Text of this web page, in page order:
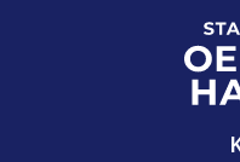
personalisieren,
zu können und die
analysieren. Außerdem
Verwendung unserer
soziale Medien,